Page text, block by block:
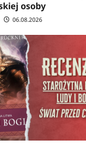
osoby
06.08.2026